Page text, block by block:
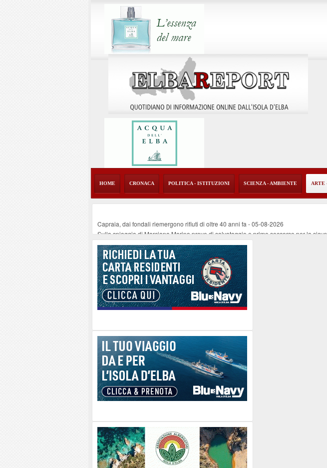
HOME CRONACA POLITICA - ISTITUZIONI SCIENZA - AMBIENTE ARTE
Capraia, dai fondali riemergono rifiuti di oltre 40 anni fa -05-08-2026
Sulla spiaggia di Marciana Marina prove di salvataggio e primo soccorso per la
Rotta Elba–Bali: il viaggio impossibile di Moira Lena Tassi approda al Museo Bolano
Il 9 e 11 agosto, due passeggiate alla scoperta di chiese, santi, antichi vigneti e mulini
Danilo Casali, marinaio decorato dell’Elba e la straordinaria traversata con la nave